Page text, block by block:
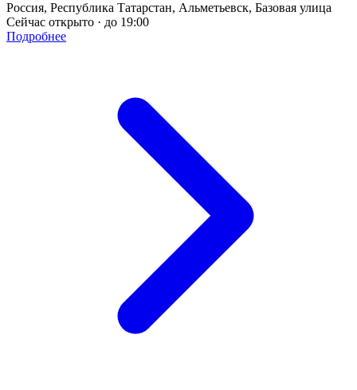
Россия, Республика Татарстан, Альметьевск, Базовая улица
Сейчас открыто · до 19:00
Подробнее